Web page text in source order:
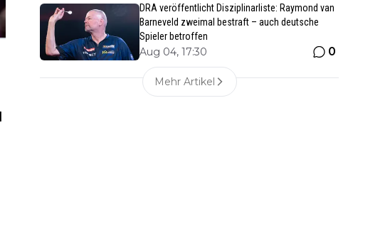
DRA veröffentlicht Disziplinarliste: Raymond van
Barneveld zweimal bestraft – auch deutsche
Spieler betroffen
Aug 04, 17:30 0
Mehr Artikel